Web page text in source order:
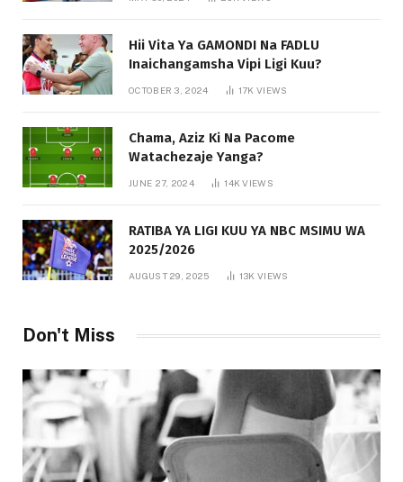
Hii Vita Ya GAMONDI Na FADLU
Inaichangamsha Vipi Ligi Kuu?
OCTOBER 3, 2024 17KVIEWS
Chama, Aziz Ki Na Pacome
Watachezaje Yanga?
JUNE 27, 2024 14KVIEWS
RATIBA YA LIGI KUU YA NBC MSIMU WA
2025/2026
AUGUST 29, 2025 13KVIEWS
Don't Miss